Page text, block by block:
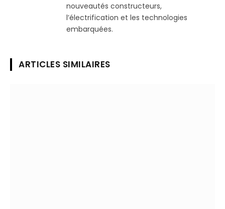
nouveautés constructeurs,
l’électrification et les technologies
embarquées.
ARTICLES SIMILAIRES